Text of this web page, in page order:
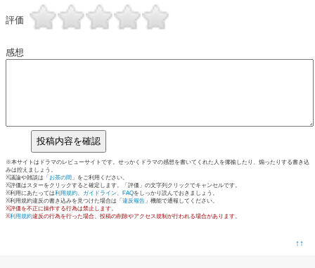
評価
感想
※本サイトはドラマのレビューサイトです。せっかくドラマの感想を書いてくれた人を揶揄したり、煽ったりする書き込
みは控えましょう。
※議論や雑談は「 お茶の間 」をご利用ください。
※評価はスターをクリックすると確定します。「評価」の文字列クリックでキャンセルです。
※利用にあたっては利用規約、 ガイドライン、 FAQをしっかり読んでおきましょう。
※利用規約違反の書き込みを見つけた場合は「 違反報告 」機能で通報してください。
※評価を不正に操作する行為は禁止します。
※利用規約違反の行為を行った場合、投稿の削除やアクセス規制が行われる場合があります。
↑↑